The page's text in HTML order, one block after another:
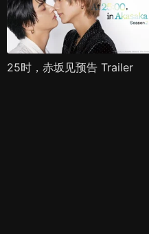
25时，赤坂见预告 Trailer